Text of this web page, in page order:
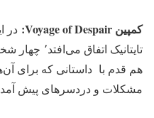
کمپین Voyage of Despair:
در
تایتانیک
هم قدم با داستانی که برای
مشکلات و دردسرهای پیش